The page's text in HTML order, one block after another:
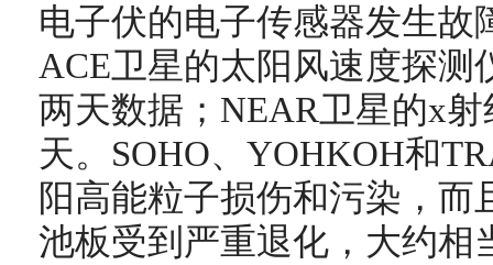
电子伏的电子传感器发生故
ACE卫星的太阳风速度探
两天数据；NEAR卫星的x
天。SOHO、YOHKOH和
阳高能粒子损伤和污染，而
池板受到严重退化，大约相